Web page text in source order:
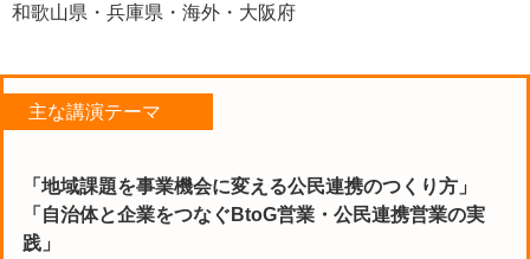
和歌山県・兵庫県・海外・大阪府
主な講演テーマ
「地域課題を事業機会に変える公民連携のつくり方」
「自治体と企業をつなぐBtoG営業・公民連携営業の実
践」